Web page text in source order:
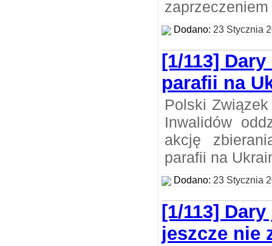
Dodano: 23 Stycznia
[1/113]
parafii na
Polski
Inwalidów
akcję
parafii na
Dodano: 23 Stycznia
[1/113]
jeszcze nie